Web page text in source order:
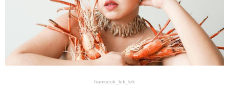
framsook_lek_lek